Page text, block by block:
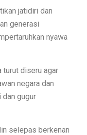
jatidiri dan
generasi
nyawa
turut diseru agar
negara dan
dan gugur
selepas berkenan